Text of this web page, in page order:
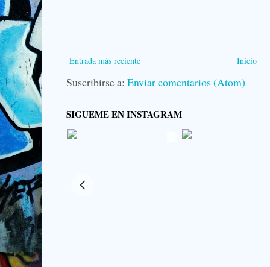
Entrada más reciente Inicio
Suscribirse a: Enviar comentarios (Atom)
SIGUEME EN INSTAGRAM